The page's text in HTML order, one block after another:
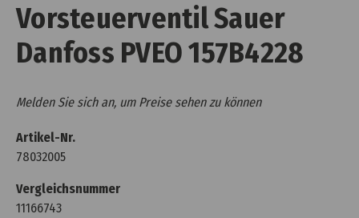
Vorsteuerventil Sauer
Danfoss PVEO 157B4228
Melden Sie sich an, um Preise sehen zu können
Artikel-Nr.
78032005
Vergleichsnummer
11166743